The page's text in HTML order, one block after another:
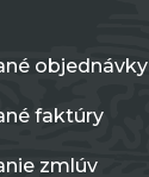
objednávky
faktúry
zmlúv